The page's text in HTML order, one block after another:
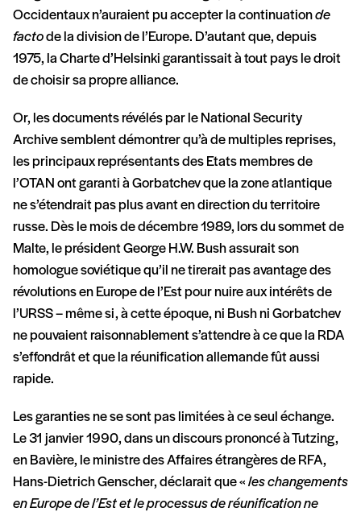
Occidentaux n’auraient pu accepter la continuationde
factode la division de l’Europe. D’autant que, depuis
1975, la Charte d’Helsinki garantissait à tout pays le droit
de choisir sa propre alliance.
Or, les documents révélés par le National Security
Archive semblent démontrer qu’à de multiples reprises,
les principaux représentants des Etats membres de
l’OTAN ont garanti à Gorbatchev que la zone atlantique
ne s’étendrait pas plus avant en direction du territoire
russe. Dès le mois de décembre 1989, lors du sommet de
Malte, le président George H.W. Bush assurait son
homologue soviétique qu’il ne tirerait pas avantage des
révolutions en Europe de l’Est pour nuire aux intérêts de
l’URSS – même si, à cette époque, ni Bush ni Gorbatchev
ne pouvaient raisonnablement s’attendre à ce que la RDA
s’effondrât et que la réunification allemande fût aussi
rapide.
Les garanties ne se sont pas limitées à ce seul échange.
Le 31 janvier 1990, dans un discours prononcé à Tutzing,
en Bavière, le ministre des Affaires étrangères de RFA,
Hans-Dietrich Genscher, déclarait que « les changements
en Europe de l’Est et le processus de réunification ne